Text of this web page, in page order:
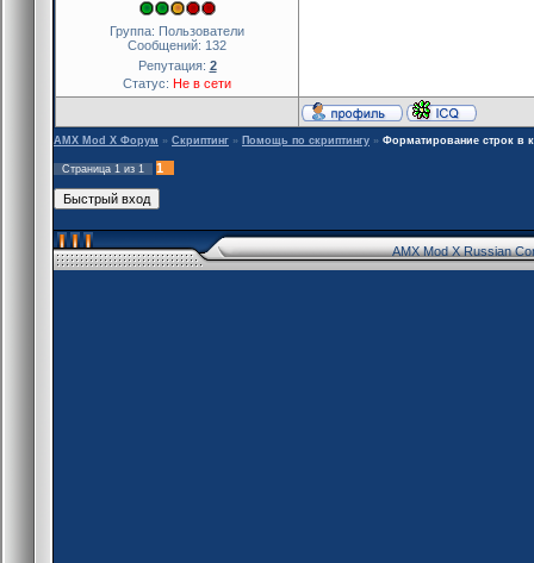
Группа: Пользователи
Сообщений: 132
Репутация: 2
Статус: Не в сети
AMX Mod X Форум » Скриптинг » Помощь по скриптингу » Форматирование строк в
Страница 1 из 1 1
AMX Mod X Russian